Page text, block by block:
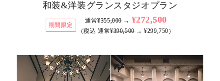
和装&洋装グランスタジオプラン
期間限定
通常¥355,000→ ¥272,500
（税込 通常¥390,500→ ¥299,750）